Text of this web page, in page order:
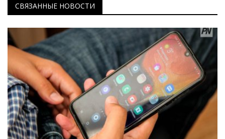
СВЯЗАННЫЕ НОВОСТИ